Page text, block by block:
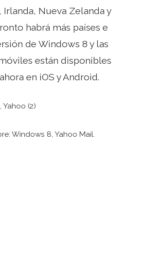
Irlanda, Nueva Zelanda y
habrá más países e
de Windows 8 y las
están disponibles
en iOS y Android.
Yahoo (2)
​​Windows 8, Yahoo Mail.